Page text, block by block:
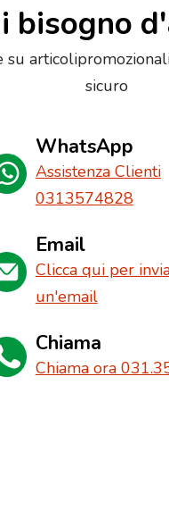
bisogno
su
sicuro
WhatsApp
Assistenza Clienti
0313574828
Email
Clicca qui per
un'email
Chiama
Chiama ora